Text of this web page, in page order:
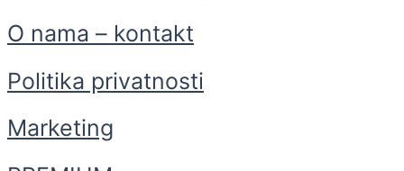
O nama – kontakt
Politika privatnosti
Marketing